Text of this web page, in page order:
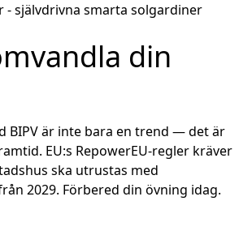
- självdrivna smarta solgardiner
din
BIPV är inte bara en trend — det är
EU:s RepowerEU-regler kräver
ska utrustas med
2029. Förbered din övning idag.